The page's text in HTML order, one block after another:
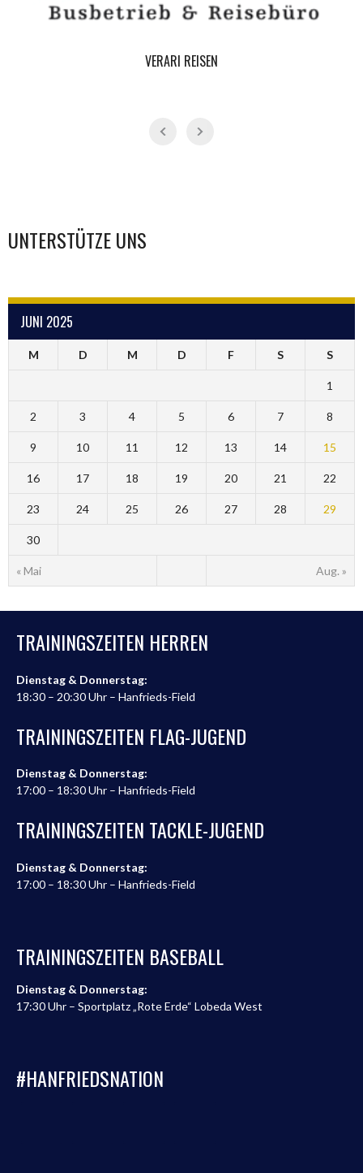
VERARI REISEN
UNTERSTÜTZE UNS
JUNI 2025
M D M D F S S
« Mai Aug. »
1
2 3 4 5 6 7 8
9 10 11 12 13 14 15
16 17 18 19 20 21 22
23 24 25 26 27 28 29
30
TRAININGSZEITEN HERREN
Dienstag & Donnerstag:
18:30 – 20:30 Uhr – Hanfrieds-Field
TRAININGSZEITEN FLAG-JUGEND
Dienstag & Donnerstag:
17:00 – 18:30 Uhr – Hanfrieds-Field
TRAININGSZEITEN TACKLE-JUGEND
Dienstag & Donnerstag:
17:00 – 18:30 Uhr – Hanfrieds-Field
TRAININGSZEITEN BASEBALL
Dienstag & Donnerstag:
17:30 Uhr – Sportplatz „Rote Erde“ Lobeda West
#HANFRIEDSNATION